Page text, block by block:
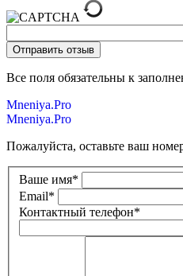
Все поля обязательны к
Mneniya.Pro
Mneniya.Pro
Пожалуйста, оставьте ваш
Ваше имя*
Email*
Контактный телефон*